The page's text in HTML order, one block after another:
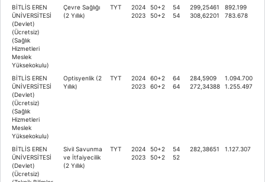
BİTLİS EREN
ÜNİVERSİTESİ
(Devlet)
(Ücretsiz)
(Sağlık
Hizmetleri
Meslek
Yüksekokulu)
Çevre Sağlığı
(2 Yıllık)
TYT
2024
2023
50+2
50+2
54
54
299,25461
308,62201
892.199
783.678
BİTLİS EREN
ÜNİVERSİTESİ
(Devlet)
(Ücretsiz)
(Sağlık
Hizmetleri
Meslek
Yüksekokulu)
Optisyenlik (2
Yıllık)
TYT
2024
2023
60+2
60+2
64
64
284,5909
272,34388
1.094.700
1.255.497
BİTLİS EREN
ÜNİVERSİTESİ
(Devlet)
(Ücretsiz)
Sivil Savunma
ve İtfaiyecilik
(2 Yıllık)
TYT
2024
2023
50+2
50+2
54
52
282,38651 1.127.307